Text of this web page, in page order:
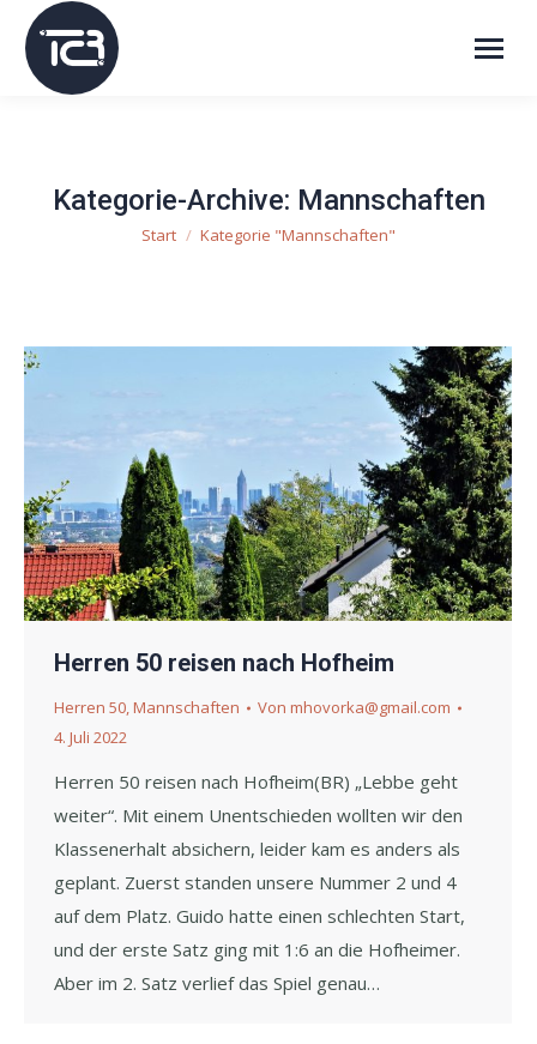
Kategorie-Archive: Mannschaften
Sie befinden sich hier:
Start Kategorie "Mannschaften"
Herren 50 reisen nach Hofheim
Herren 50,Mannschaften Von mhovorka@gmail.com
4. Juli 2022
Herren 50 reisen nach Hofheim(BR) „Lebbe geht
weiter“. Mit einem Unentschieden wollten wir den
Klassenerhalt absichern, leider kam es anders als
geplant. Zuerst standen unsere Nummer 2 und 4
auf dem Platz. Guido hatte einen schlechten Start,
und der erste Satz ging mit 1:6 an die Hofheimer.
Aber im 2. Satz verlief das Spiel genau…